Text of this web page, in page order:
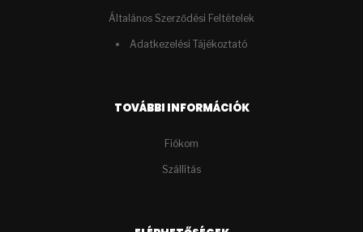
Általános Szerződési Feltételek
Adatkezelési Tájékoztató
TOVÁBBI INFORMÁCIÓK
Fiókom
Szállítás